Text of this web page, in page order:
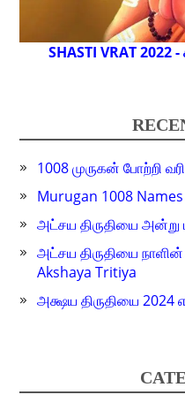
SHASTI VRAT 2022
1008 முருகன் போற்றி
Murugan 1008
அட்சய திருதியை அன்று
அட்சய திருதியை
Akshaya Tritiya
அக்ஷய திருதியை 2024